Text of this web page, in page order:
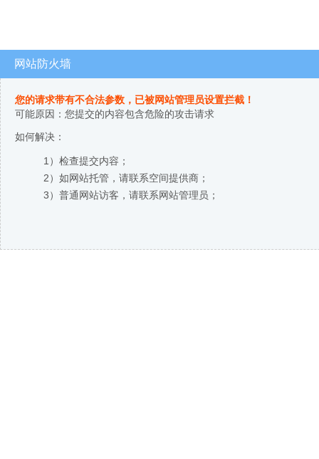
网站防火墙
您的请求带有不合法参数，已被网站管理员设置拦截！
可能原因：您提交的内容包含危险的攻击请求
如何解决：
1）检查提交内容；
2）如网站托管，请联系空间提供商；
3）普通网站访客，请联系网站管理员；